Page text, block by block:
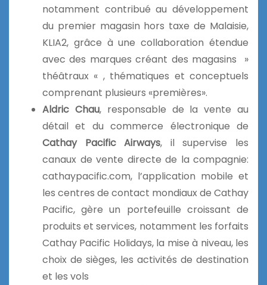
notamment contribué au développement
du premier magasin hors taxe de Malaisie,
KLIA2, grâce à une collaboration étendue
avec des marques créant des magasins »
théâtraux « , thématiques et conceptuels
comprenant plusieurs «premières».
Aldric Chau, responsable de la vente au
détail et du commerce électronique de
Cathay Pacific Airways, il supervise les
canaux de vente directe de la compagnie:
cathaypacific.com, l’application mobile et
les centres de contact mondiaux de Cathay
Pacific, gère un portefeuille croissant de
produits et services, notamment les forfaits
Cathay Pacific Holidays, la mise à niveau, les
choix de sièges, les activités de destination
et les vols